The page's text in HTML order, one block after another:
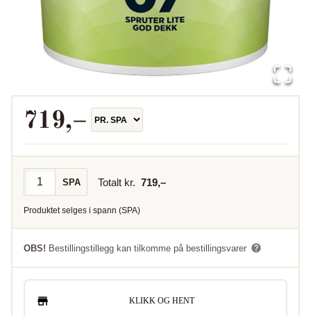
719,–
SPA Totalt kr. 719,–
Produktet selges i spann (SPA)
OBS! Bestillingstillegg kan tilkomme på bestillingsvarer
KLIKK OG HENT